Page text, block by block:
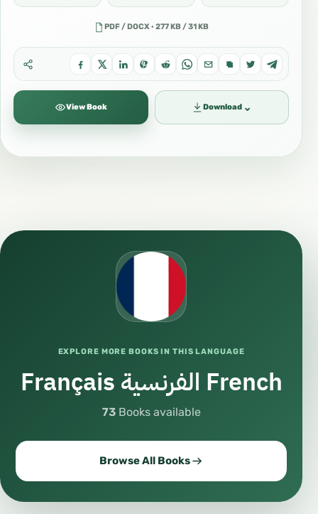
PDF / DOCX · 277 KB / 31 KB
View Book Download ⌄
EXPLORE MORE BOOKS IN THIS LANGUAGE
Français الفرنسية French
73 Books available
Browse All Books